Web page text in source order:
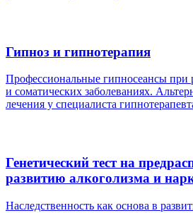
Гипноз и гипнотерапия
Профессиональные гипносеансы при
и соматических заболеваниях.
лечения у специалиста
Генетический тест на
развитию алкоголизма и
Наследственность как основа в